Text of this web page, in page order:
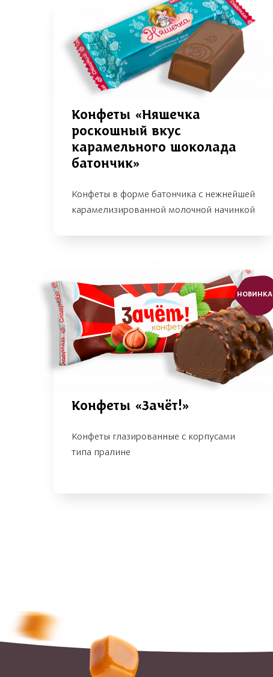
Конфеты «Няшечка
роскошный вкус
карамельного шоколада
батончик»
Конфеты в форме батончика с нежнейшей
карамелизированной молочной начинкой
НОВИНКА
Конфеты «Зачёт!»
Конфеты глазированные с корпусами
типа пралине